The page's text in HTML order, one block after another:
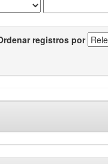
registros por